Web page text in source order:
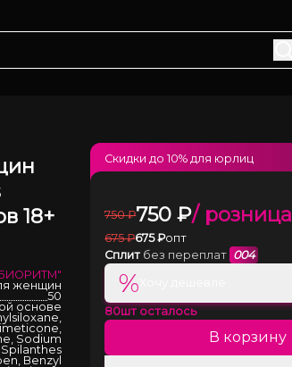
18+
женщин
50
основе
Sodium
Вenzyl
750 ₽750 ₽/ розница
675 ₽675₽опт
Сплит без переплат 004
%
80шт осталось
В корзину
Скидки до10% для юрлиц